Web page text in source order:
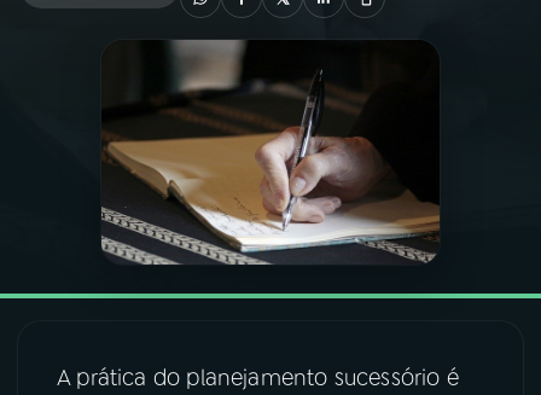
PROGRAMAÇÃO
PROGRAMAS
PODCASTS
06VIDEOCASTS
07ÚLTIMAS
A prática do planejamento sucessório é